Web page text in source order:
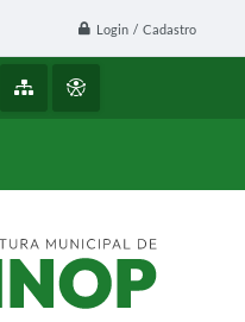
Login / Cadastro